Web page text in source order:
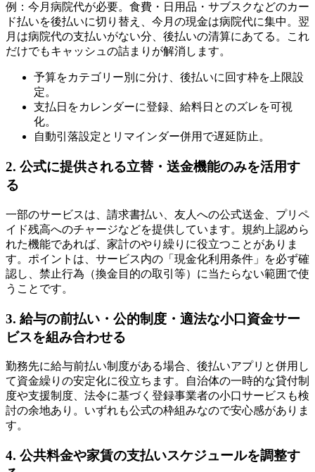
例：今月病院代が必要。食費・日用品・サブスクなどのカー
ド払いを後払いに切り替え、今月の現金は病院代に集中。翌
月は病院代の支払いがない分、後払いの清算にあてる。これ
だけでもキャッシュの詰まりが解消します。
予算をカテゴリー別に分け、後払いに回す枠を上限設
定。
支払日をカレンダーに登録、給料日とのズレを可視
化。
自動引落設定とリマインダー併用で遅延防止。
2. 公式に提供される立替・送金機能のみを活用す
る
一部のサービスは、請求書払い、友人への公式送金、プリペ
イド残高へのチャージなどを提供しています。規約上認めら
れた機能であれば、家計のやり繰りに役立つことがありま
す。ポイントは、サービス内の「現金化利用条件」を必ず確
認し、禁止行為（換金目的の取引等）に当たらない範囲で使
うことです。
3. 給与の前払い・公的制度・適法な小口資金サー
ビスを組み合わせる
勤務先に給与前払い制度がある場合、後払いアプリと併用し
て資金繰りの安定化に役立ちます。自治体の一時的な貸付制
度や支援制度、法令に基づく登録事業者の小口サービスも検
討の余地あり。いずれも公式の枠組みなので安心感がありま
す。
4. 公共料金や家賃の支払いスケジュールを調整す